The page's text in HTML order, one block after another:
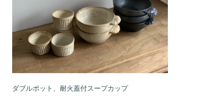
ダブルポット、耐火蓋付スープカップ